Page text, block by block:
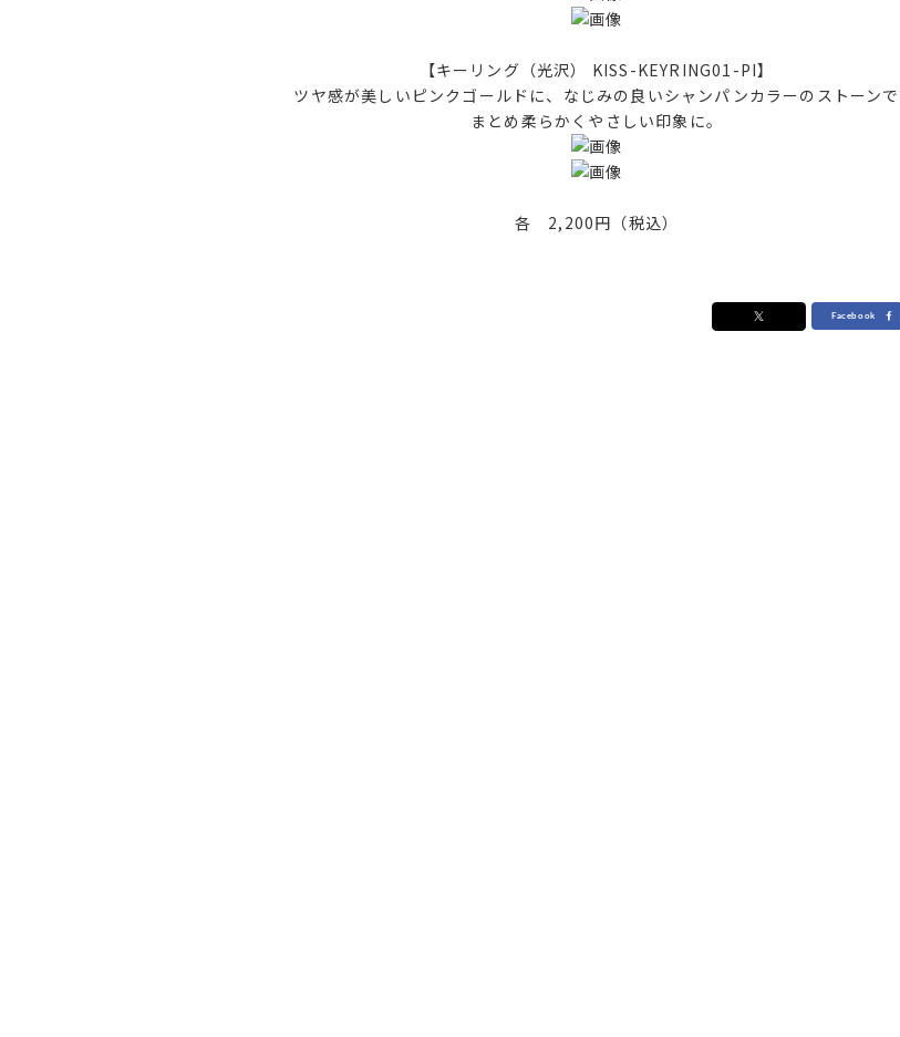
【キーリング（光沢） KISS-KEYRING01-PI】
ツヤ感が美しいピンクゴールドに、なじみの良いシャンパンカラーのストーンで
まとめ柔らかくやさしい印象に。
各 2,200円（税込）